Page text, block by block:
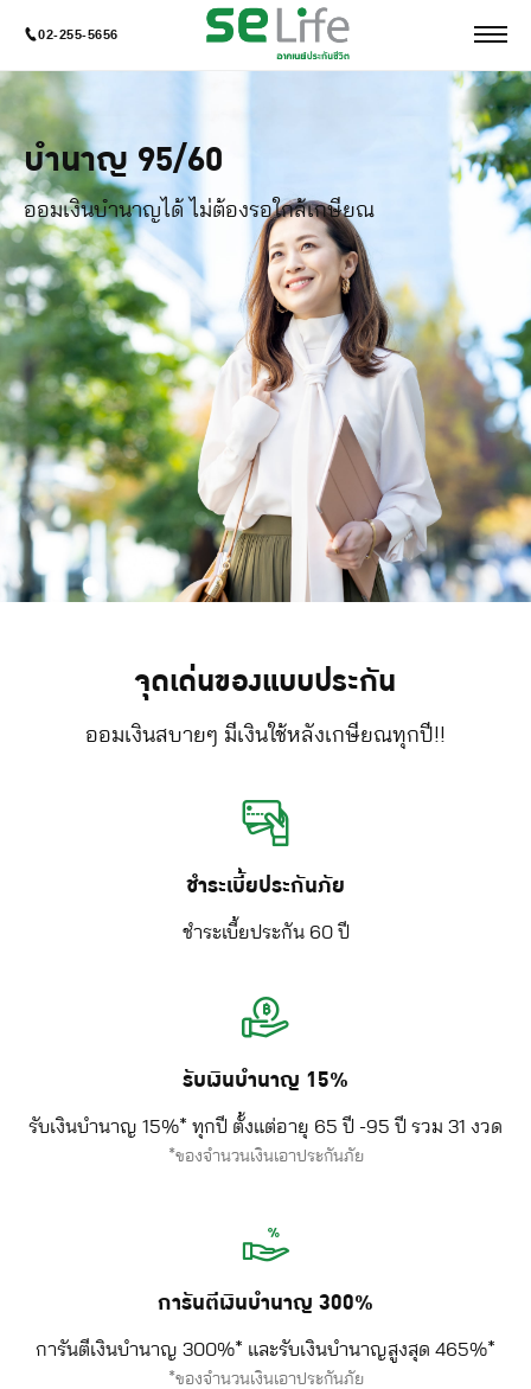
02-255-5656
บำนาญ 95/60
ออมเงินบำนาญได้ ไม่ต้องรอใกล้เกษียณ
จุดเด่นของแบบประกัน
ออมเงินสบายๆ มีเงินใช้หลังเกษียณทุกปี!!
ชำระเบี้ยประกันภัย
ชำระเบี้ยประกัน 60 ปี
รับเงินบำนาญ 15%
รับเงินบำนาญ 15%* ทุกปี ตั้งแต่อายุ 65 ปี -95 ปี รวม 31 งวด
*ของจำนวนเงินเอาประกันภัย
การันตีเงินบำนาญ 300%
การันตีเงินบำนาญ 300%* และรับเงินบำนาญสูงสุด 465%*
*ของจำนวนเงินเอาประกันภัย